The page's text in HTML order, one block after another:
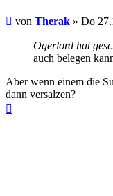
Beitrag
von Therak » Do
Ogerlord hat
auch belegen
Aber wenn einem die
dann versalzen?